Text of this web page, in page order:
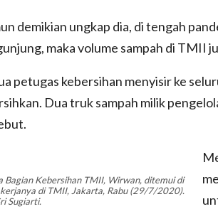
demikian ungkap dia, di tengah
maka volume sampah di TMII
petugas kebersihan menyisir ke
Dua truk sampah milik
Bagian Kebersihan TMII, Wirwan, ditemui di
di TMII, Jakarta, Rabu (29/7/2020).
Sugiarti.